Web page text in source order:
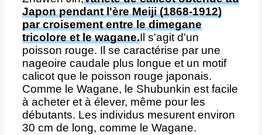
Japon pendant l'ère Meiji (1868-1912)
par croisement entre le dimegane
tricolore et le wagane.Il s'agit d'un
poisson rouge. Il se caractérise par une
nageoire caudale plus longue et un motif
calicot que le poisson rouge japonais.
Comme le Wagane, le Shubunkin est facile
à acheter et à élever, même pour les
débutants. Les individus mesurent environ
30 cm de long, comme le Wagane.